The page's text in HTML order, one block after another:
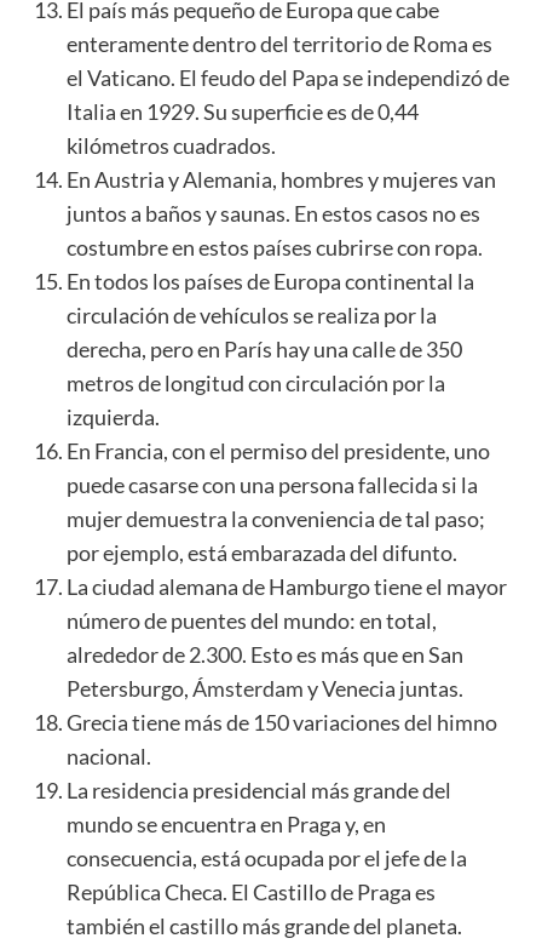
El país más pequeño de Europa que cabe
enteramente dentro del territorio de Roma es
el Vaticano. El feudo del Papa se independizó de
Italia en 1929. Su superficie es de 0,44
kilómetros cuadrados.
En Austria y Alemania, hombres y mujeres van
juntos a baños y saunas. En estos casos no es
costumbre en estos países cubrirse con ropa.
En todos los países de Europa continental la
circulación de vehículos se realiza por la
derecha, pero en París hay una calle de 350
metros de longitud con circulación por la
izquierda.
En Francia, con el permiso del presidente, uno
puede casarse con una persona fallecida si la
mujer demuestra la conveniencia de tal paso;
por ejemplo, está embarazada del difunto.
La ciudad alemana de Hamburgo tiene el mayor
número de puentes del mundo: en total,
alrededor de 2.300. Esto es más que en San
Petersburgo,Ámsterdamy Venecia juntas.
Grecia tiene más de 150 variaciones del himno
nacional.
La residencia presidencial más grande del
mundo se encuentra en Praga y, en
consecuencia, está ocupada por el jefe de la
República Checa. El Castillo de Praga es
también el castillo más grande del planeta.